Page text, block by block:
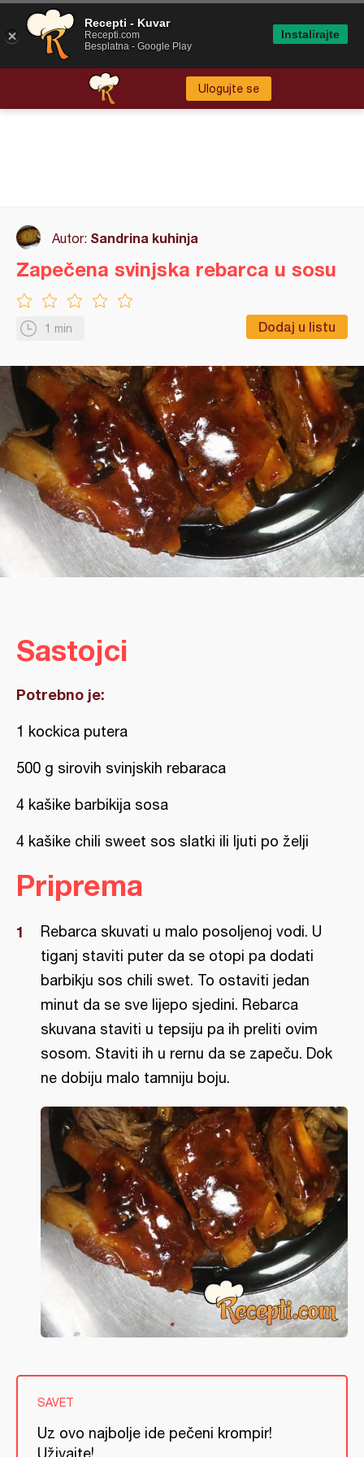
Ulogujte se
Autor: Sandrina kuhinja
1 min Dodaj u listu
Zapečena svinjska rebarca u sosu
Sastojci
Potrebno je:
1 kockica putera
500 g sirovih svinjskih rebaraca
4 kašike barbikija sosa
4 kašike chili sweet sos slatki ili ljuti po želji
Priprema
Rebarca skuvati u malo posoljenoj vodi. U
tiganj staviti puter da se otopi pa dodati
barbikju sos chili swet. To ostaviti jedan
minut da se sve lijepo sjedini. Rebarca
skuvana staviti u tepsiju pa ih preliti ovim
sosom. Staviti ih u rernu da se zapeču. Dok
ne dobiju malo tamniju boju.
SAVET
Uz ovo najbolje ide pečeni krompir!
Uživajte!
Recepti - Kuvar
Recepti.com
Besplatna - Google Play
Instalirajte